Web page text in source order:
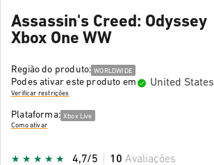
Assassin's Creed: Odyssey
Xbox One WW
Região do produto: WORLDWIDE
Podes ativar este produto em United States
Verificar restrições
Plataforma: Xbox Live
Como ativar
4,7/5 10 Avaliações